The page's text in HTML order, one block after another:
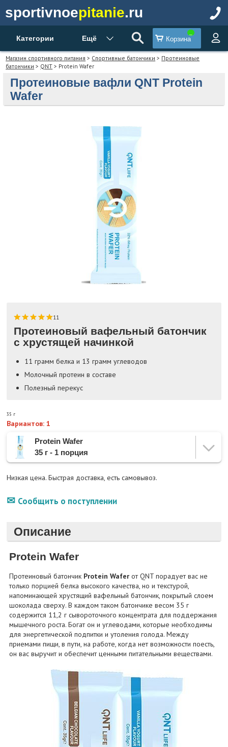
sportivnoepitanie.ru
Категории Ещё Корзина
Магазин спортивного питания > Спортивные батончики > Протеиновые
батончики > QNT > Protein Wafer
Протеиновые вафли QNT Protein
Wafer
11
Протеиновый вафельный батончик
с хрустящей начинкой
11 грамм белка и 13 грамм углеводов
Молочный протеин в составе
Полезный перекус
35 г
Вариантов: 1
Protein Wafer
35 г - 1 порция
Низкая цена. Быстрая доставка, есть самовывоз.
Сообщить о поступлении
Описание
Protein Wafer
Протеиновый батончик Protein Wafer от QNT порадует вас не
только порцией белка высокого качества, но и текстурой,
напоминающей хрустящий вафельный батончик, покрытый слоем
шоколада сверху. В каждом таком батончике весом 35 г
содержится 11,2 г сывороточного концентрата для поддержания
мышечного роста. Богат он и углеводами, которые необходимы
для энергетической подпитки и утоления голода. Между
приемами пищи, в пути, на работе, когда нет возможности поесть,
он вас выручит и обеспечит ценными питательными веществами.